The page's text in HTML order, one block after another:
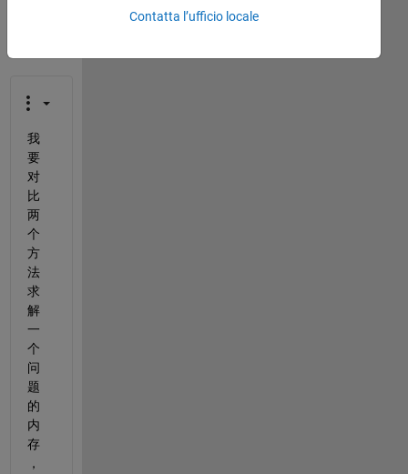
我
要
对
比
两
个
方
法
求
解
一
个
问
题
的
内
存
，
Contatta l’ufficio locale